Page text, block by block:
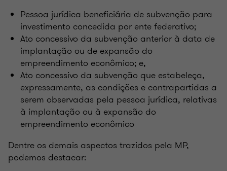
Pessoa jurídica beneficiária de subvenção para
investimento concedida por ente federativo;
Ato concessivo da subvenção anterior à data de
implantação ou de expansão do
empreendimento econômico; e,
Ato concessivo da subvenção que estabeleça,
expressamente, as condições e contrapartidas a
serem observadas pela pessoa jurídica, relativas
à implantação ou à expansão do
empreendimento econômico
Dentre os demais aspectos trazidos pela MP,
podemos destacar: